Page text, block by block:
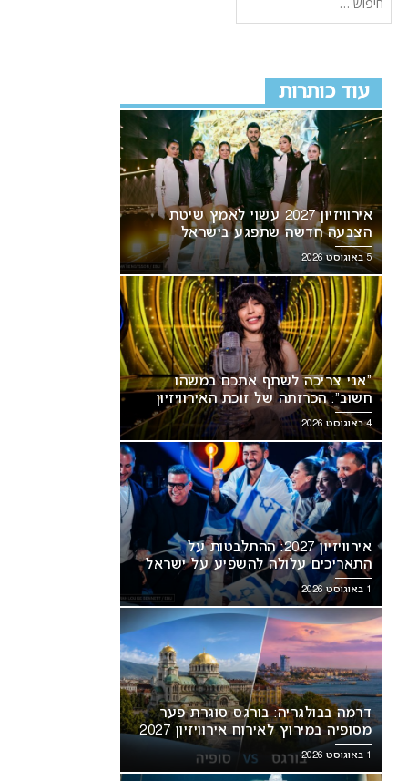
עוד כותרות
אירוויזיון 2027 עשוי לאמץ שיטת
הצבעה חדשה שתפגע בישראל
5 באוגוסט 2026
“אני צריכה לשתף אתכם במשהו
חשוב”: הכרזתה של זוכת האירוויזיון
מסעירה את הרשת
4 באוגוסט 2026
אירוויזיון 2027: ההתלבטות על
התאריכים עלולה להשפיע על ישראל
1 באוגוסט 2026
דרמה בבולגריה: בורגס סוגרת פער
מסופיה במירוץ לאירוח אירוויזיון 2027
1 באוגוסט 2026